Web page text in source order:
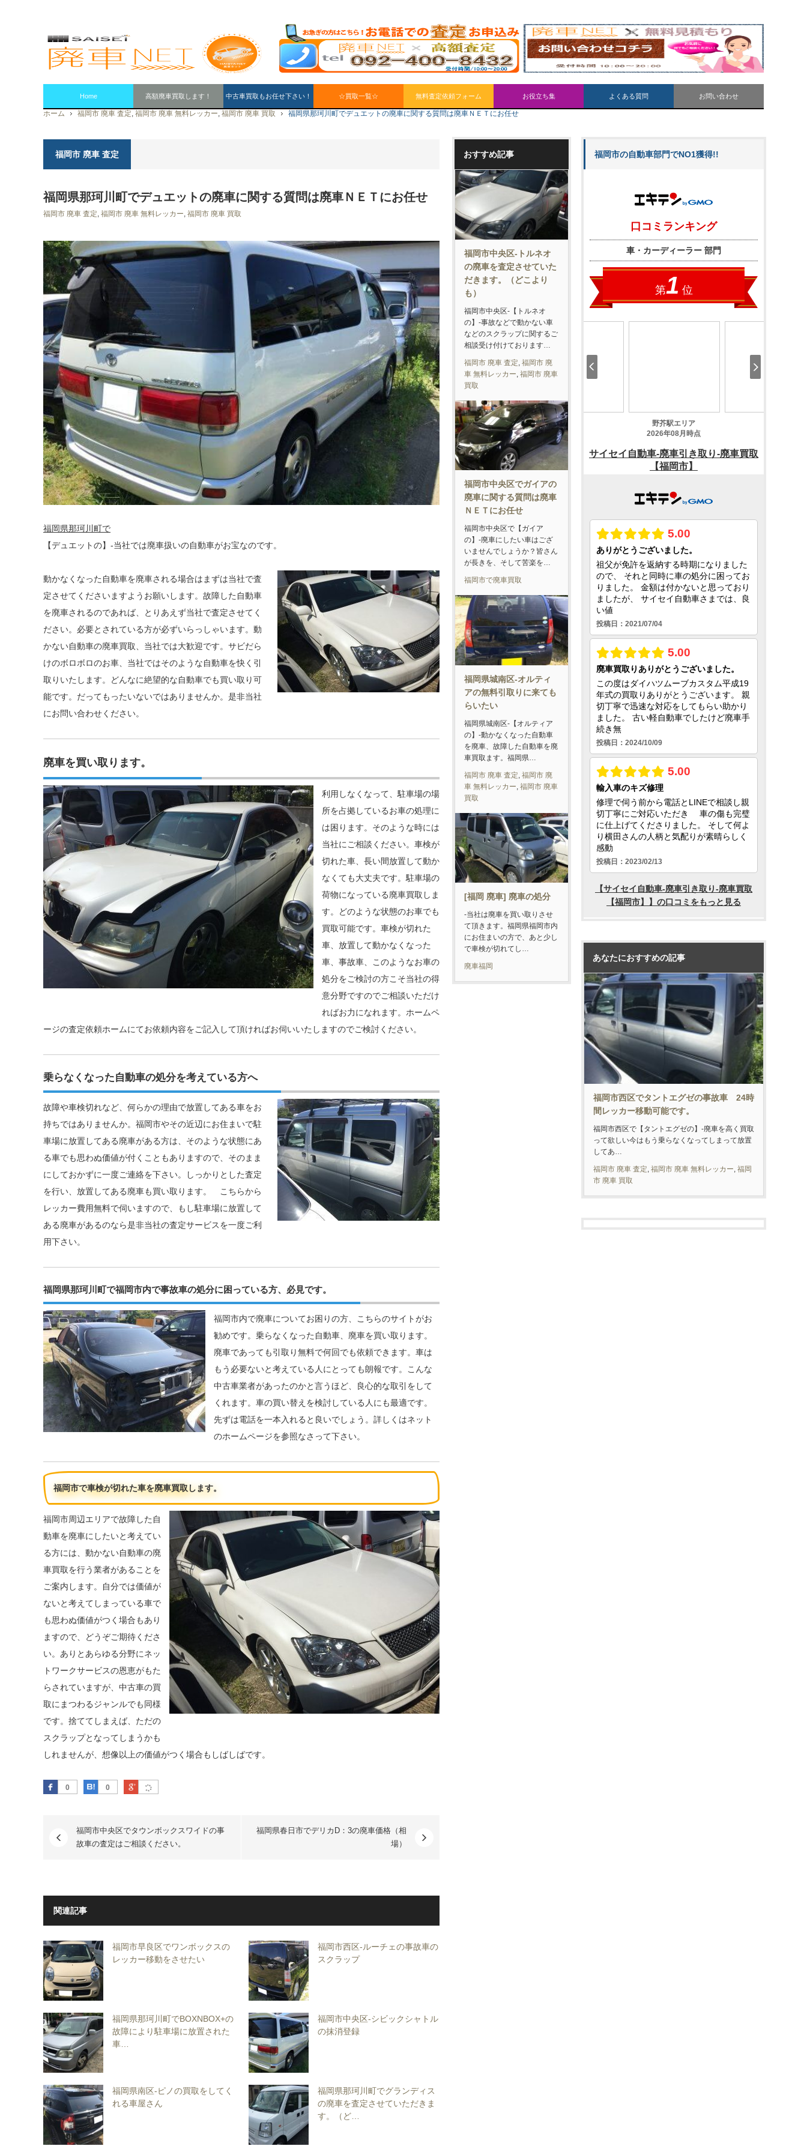
Home 高額廃車買取します！ 中古車買取もお任せ下さい！ ☆買取一覧☆ 無料査定依頼フォーム お役立ち集 よくある質問 お問い合わせ
ホーム 福岡市 廃車 査定, 福岡市 廃車 無料レッカー, 福岡市 廃車 買取 福岡県那珂川町でデュエットの廃車に関する質問は廃車ＮＥＴにお任せ
福岡市 廃車 査定
福岡県那珂川町でデュエットの廃車に関する質問は廃車ＮＥＴにお任せ
福岡市 廃車 査定, 福岡市 廃車 無料レッカー, 福岡市 廃車 買取
福岡県那珂川町で
【デュエットの】-当社では廃車扱いの自動車がお宝なのです。
動かなくなった自動車を廃車される場合はまずは当社で査
定させてくださいますようお願いします。故障した自動車
を廃車されるのであれば、とりあえず当社で査定させてく
ださい。必要とされている方が必ずいらっしゃいます。動
かない自動車の廃車買取、当社では大歓迎です。サビだら
けのボロボロのお車、当社ではそのような自動車を快く引
取りいたします。どんなに絶望的な自動車でも買い取り可
能です。だってもったいないではありませんか。是非当社
にお問い合わせください。
廃車を買い取ります。
利用しなくなって、駐車場の場
所を占拠しているお車の処理に
は困ります。そのような時には
当社にご相談ください。車検が
切れた車、長い間放置して動か
なくても大丈夫です。駐車場の
荷物になっている廃車買取しま
す。どのような状態のお車でも
買取可能です。車検が切れた
車、放置して動かなくなった
車、事故車、このようなお車の
処分をご検討の方こそ当社の得
意分野ですのでご相談いただけ
ればお力になれます。ホームペ
ージの査定依頼ホームにてお依頼内容をご記入して頂ければお伺いいたしますのでご検討ください。
乗らなくなった自動車の処分を考えている方へ
故障や車検切れなど、何らかの理由で放置してある車をお
持ちではありませんか。福岡市やその近辺にお住まいで駐
車場に放置してある廃車がある方は、そのような状態にあ
る車でも思わぬ価値が付くこともありますので、そのまま
にしておかずに一度ご連絡を下さい。しっかりとした査定
を行い、放置してある廃車も買い取ります。 こちらから
レッカー費用無料で伺いますので、もし駐車場に放置して
ある廃車があるのなら是非当社の査定サービスを一度ご利
用下さい。
福岡県那珂川町で福岡市内で事故車の処分に困っている方、必見です。
福岡市内で廃車についてお困りの方、こちらのサイトがお
勧めです。乗らなくなった自動車、廃車を買い取ります。
廃車であっても引取り無料で何回でも依頼できます。車は
もう必要ないと考えている人にとっても朗報です。こんな
中古車業者があったのかと言うほど、良心的な取引をして
くれます。車の買い替えを検討している人にも最適です。
先ずは電話を一本入れると良いでしょう。詳しくはネット
のホームページを参照なさって下さい。
福岡市で車検が切れた車を廃車買取します。
福岡市周辺エリアで故障した自
動車を廃車にしたいと考えてい
る方には、動かない自動車の廃
車買取を行う業者があることを
ご案内します。自分では価値が
ないと考えてしまっている車で
も思わぬ価値がつく場合もあり
ますので、どうぞご期待くださ
い。ありとあらゆる分野にネッ
トワークサービスの恩恵がもた
らされていますが、中古車の買
取にまつわるジャンルでも同様
です。捨ててしまえば、ただの
スクラップとなってしまうかも
しれませんが、想像以上の価値がつく場合もしばしばです。
0
Facebook 0
はてなブックマーク
Google Plus
福岡市中央区でタウンボックスワイドの事
故車の査定はご相談ください。
福岡県春日市でデリカD：3の廃車価格（相
場）
関連記事
福岡市早良区でワンボックスの
レッカー移動をさせたい
福岡市西区-ルーチェの事故車の
スクラップ
福岡県那珂川町でBOXNBOX+の
故障により駐車場に放置された
車…
福岡市中央区-シビックシャトル
の抹消登録
福岡県南区-ピノの買取をしてく
れる車屋さん
福岡県那珂川町でグランディス
の廃車を査定させていただきま
す。（ど…
おすすめ記事
福岡市中央区-トルネオ
の廃車を査定させていた
だきます。（どこより
も）
福岡市中央区-【トルネオ
の】-事故などで動かない車
などのスクラップに関するご
相談受け付けております…
福岡市 廃車 査定, 福岡市 廃
車 無料レッカー, 福岡市 廃車
買取
福岡市中央区でガイアの
廃車に関する質問は廃車
ＮＥＴにお任せ
福岡市中央区で【ガイア
の】-廃車にしたい車はござ
いませんでしょうか？皆さん
が長きを、そして苦楽を…
福岡市で廃車買取
福岡県城南区-オルティ
アの無料引取りに来ても
らいたい
福岡県城南区-【オルティア
の】-動かなくなった自動車
を廃車、故障した自動車を廃
車買取ます。福岡県…
福岡市 廃車 査定 福岡市 廃
車 無料レッカー 福岡市 廃車
買取
[福岡 廃車] 廃車の処分
-当社は廃車を買い取りさせ
て頂きます。福岡県福岡市内
にお住まいの方で、あと少し
で車検が切れてし…
廃車福岡
福岡市の自動車部門でNO1獲得!!
あなたにおすすめの記事
福岡市西区でタントエグゼの事故車 24時
間レッカー移動可能です。
福岡市西区で【タントエグゼの】-廃車を高く買取
って欲しい今はもう乗らなくなってしまって放置
してあ…
福岡市 廃車 査定, 福岡市 廃車 無料レッカー, 福岡
市 廃車 買取